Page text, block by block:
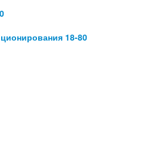
18-80